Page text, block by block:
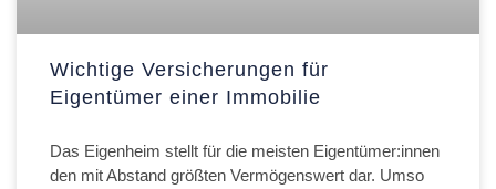
Wichtige Versicherungen für
Eigentümer einer Immobilie
Das Eigenheim stellt für die meisten Eigentümer:innen
den mit Abstand größten Vermögenswert dar. Umso